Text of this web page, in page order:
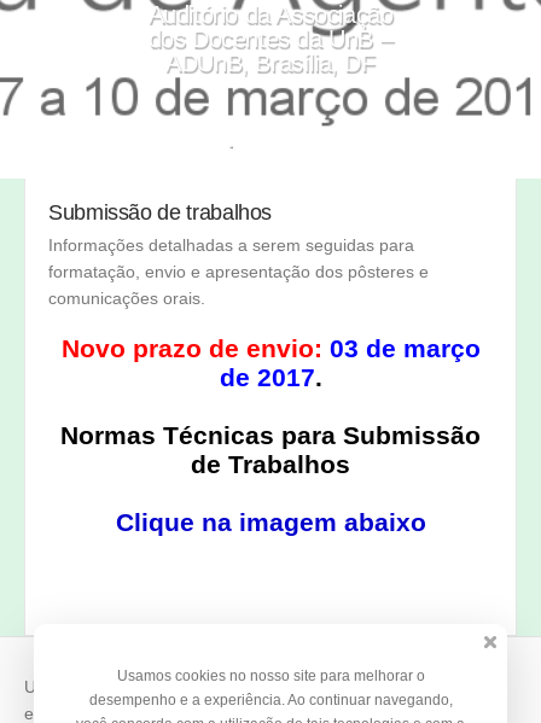
Auditório da Associação
dos Docentes da UnB –
ADUnB, Brasília, DF
Inscreva-se agora!
Submissão de trabalhos
Informações detalhadas a serem seguidas para
formatação, envio e apresentação dos pôsteres e
comunicações orais.
Novo prazo de envio: 03 de março
de 2017.
Normas Técnicas para Submissão
de Trabalhos
Clique na imagem abaixo
Use o
para vender suas inscrições e organizar seus
eventos.
Usamos cookies no nosso site para melhorar o
desempenho e a experiência. Ao continuar navegando,